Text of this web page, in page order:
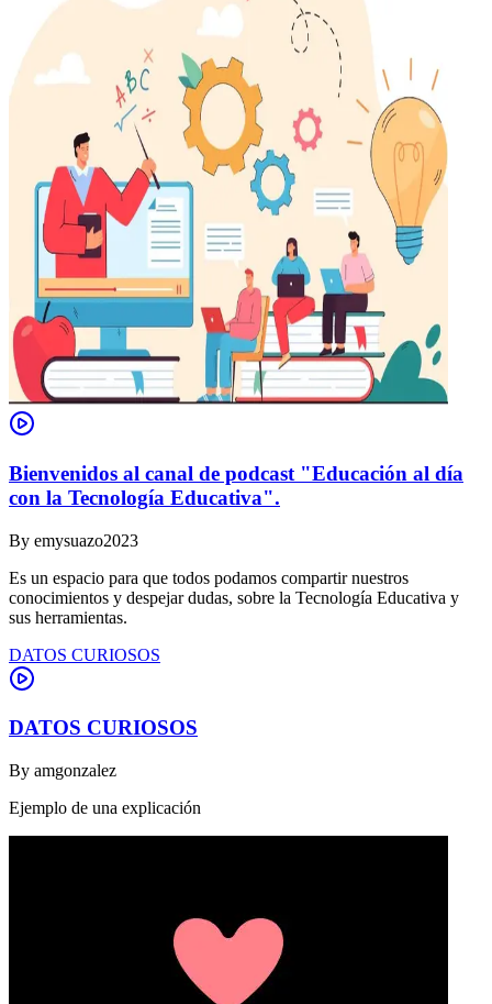
Bienvenidos al canal de podcast "Educación al día
con la Tecnología Educativa".
By emysuazo2023
Es un espacio para que todos podamos compartir nuestros
conocimientos y despejar dudas, sobre la Tecnología Educativa y
sus herramientas.
DATOS CURIOSOS
DATOS CURIOSOS
By amgonzalez
Ejemplo de una explicación